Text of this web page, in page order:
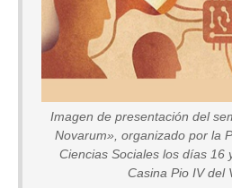
Imagen de presentación del
Novarum», organizado por la
Ciencias Sociales los días 16
Casina Pio IV del